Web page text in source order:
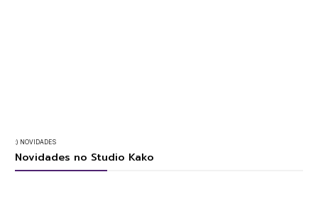
:) NOVIDADES
Novidades no Studio Kako